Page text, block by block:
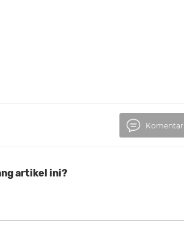
Komentar
artikel ini?